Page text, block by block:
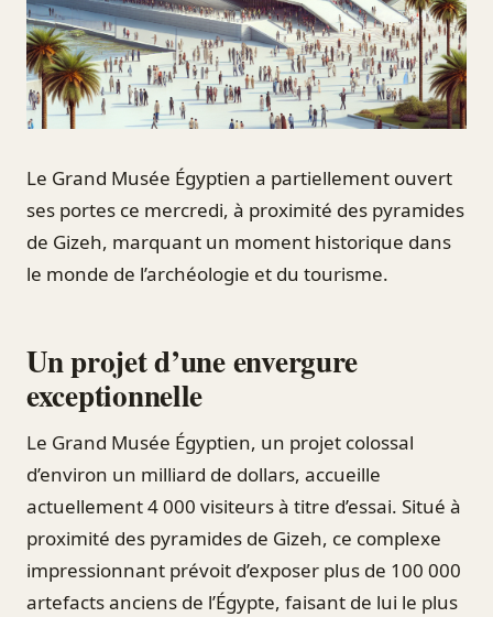
Le Grand Musée Égyptien a partiellement ouvert
ses portes ce mercredi, à proximité des pyramides
de Gizeh, marquant un moment historique dans
le monde de l’archéologie et du tourisme.
Un projet d’une envergure
exceptionnelle
Le Grand Musée Égyptien, un projet colossal
d’environ un milliard de dollars, accueille
actuellement 4 000 visiteurs à titre d’essai. Situé à
proximité des pyramides de Gizeh, ce complexe
impressionnant prévoit d’exposer plus de 100 000
artefacts anciens de l’Égypte, faisant de lui le plus